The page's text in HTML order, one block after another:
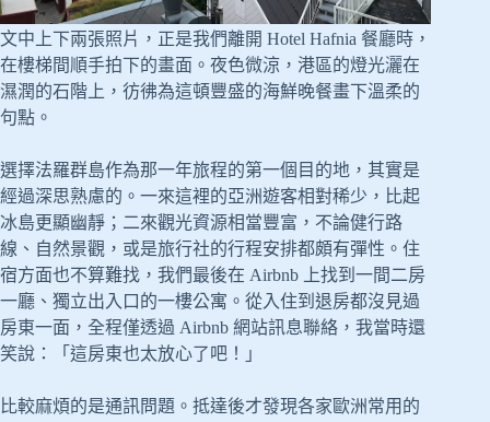
文中上下兩張照片，正是我們離開 Hotel Hafnia 餐廳時，
在樓梯間順手拍下的畫面。夜色微涼，港區的燈光灑在
濕潤的石階上，彷彿為這頓豐盛的海鮮晚餐畫下溫柔的
句點。
選擇法羅群島作為那一年旅程的第一個目的地，其實是
經過深思熟慮的。一來這裡的亞洲遊客相對稀少，比起
冰島更顯幽靜；二來觀光資源相當豐富，不論健行路
線、自然景觀，或是旅行社的行程安排都頗有彈性。住
宿方面也不算難找，我們最後在 Airbnb 上找到一間二房
一廳、獨立出入口的一樓公寓。從入住到退房都沒見過
房東一面，全程僅透過 Airbnb 網站訊息聯絡，我當時還
笑說：「這房東也太放心了吧！」
比較麻煩的是通訊問題。抵達後才發現各家歐洲常用的